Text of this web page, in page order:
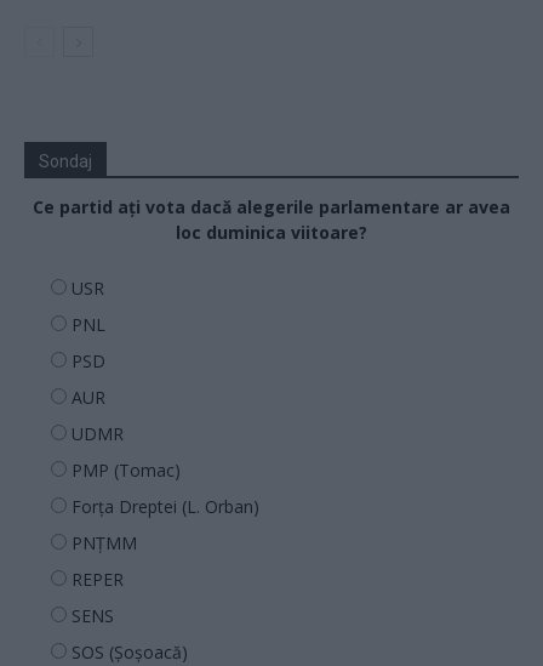
Sondaj
Ce partid ați vota dacă alegerile parlamentare ar avea
loc duminica viitoare?
USR
PNL
PSD
AUR
UDMR
PMP (Tomac)
Forța Dreptei (L. Orban)
PNȚMM
REPER
SENS
SOS (Șoșoacă)